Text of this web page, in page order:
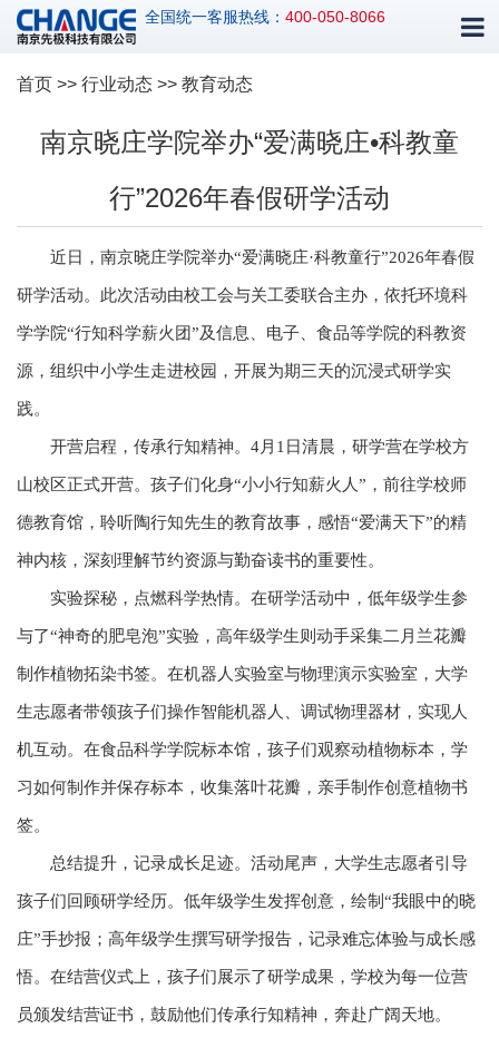
全国统一客服热线： 400-050-8066
首页 >> 行业动态 >> 教育动态
南京晓庄学院举办“爱满晓庄•科教童
行”2026年春假研学活动
近日，南京晓庄学院举办“爱满晓庄·科教童行”2026年春假
研学活动。此次活动由校工会与关工委联合主办，依托环境科
学学院“行知科学薪火团”及信息、电子、食品等学院的科教资
源，组织中小学生走进校园，开展为期三天的沉浸式研学实
践。
开营启程，传承行知精神。4月1日清晨，研学营在学校方
山校区正式开营。孩子们化身“小小行知薪火人”，前往学校师
德教育馆，聆听陶行知先生的教育故事，感悟“爱满天下”的精
神内核，深刻理解节约资源与勤奋读书的重要性。
实验探秘，点燃科学热情。在研学活动中，低年级学生参
与了“神奇的肥皂泡”实验，高年级学生则动手采集二月兰花瓣
制作植物拓染书签。在机器人实验室与物理演示实验室，大学
生志愿者带领孩子们操作智能机器人、调试物理器材，实现人
机互动。在食品科学学院标本馆，孩子们观察动植物标本，学
习如何制作并保存标本，收集落叶花瓣，亲手制作创意植物书
签。
总结提升，记录成长足迹。活动尾声，大学生志愿者引导
孩子们回顾研学经历。低年级学生发挥创意，绘制“我眼中的晓
庄”手抄报；高年级学生撰写研学报告，记录难忘体验与成长感
悟。在结营仪式上，孩子们展示了研学成果，学校为每一位营
员颁发结营证书，鼓励他们传承行知精神，奔赴广阔天地。